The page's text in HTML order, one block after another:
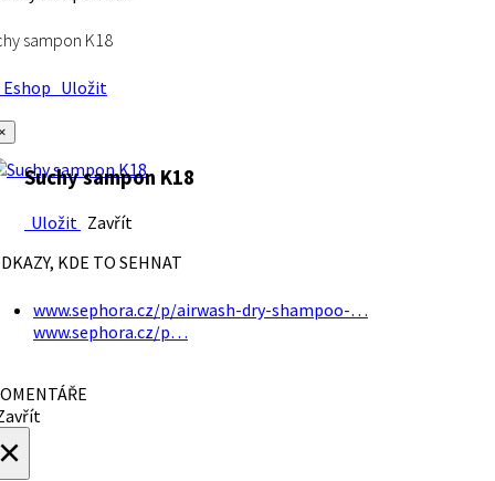
sampon K18
Uložit
Suchy sampon K18
Uložit Zavřít
KDE TO SEHNAT
www.sephora.cz/p/airwash-dry-shampoo-…
www.sephora.cz/p…